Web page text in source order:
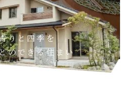
りと四季を
のできる住まい